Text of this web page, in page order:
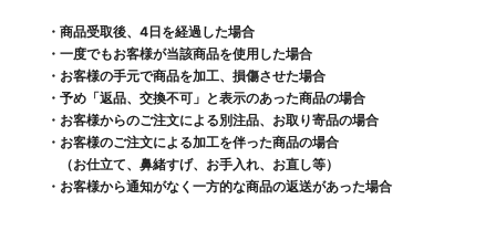
・商品受取後、4日を経過した場合
・一度でもお客様が当該商品を使用した場合
・お客様の手元で商品を加工、損傷させた場合
・予め「返品、交換不可」と表示のあった商品の場合
・お客様からのご注文による別注品、お取り寄品の場合
・お客様のご注文による加工を伴った商品の場合
（お仕立て、鼻緒すげ、お手入れ、お直し等）
・お客様から通知がなく一方的な商品の返送があった場合